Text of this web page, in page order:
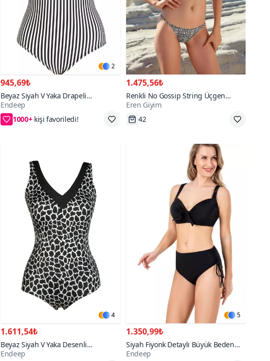
2
945,69₺
Beyaz Siyah V Yaka Drapeli
Toparlayıcı Mayo
Endeep
1000+
38,40,42
1.475,56₺
Renkli No Gossip String Üçgen
Dolgusuz Bikini Takım
Eren Giyim
Tükenmek Üzere
4
1.611,54₺
Beyaz Siyah V Yaka Desenli
Toparlayıcı Mayo
Endeep
5
1.350,99₺
Siyah Fiyonk Detaylı Büyük Beden
Bikini Takım
Endeep
2000+